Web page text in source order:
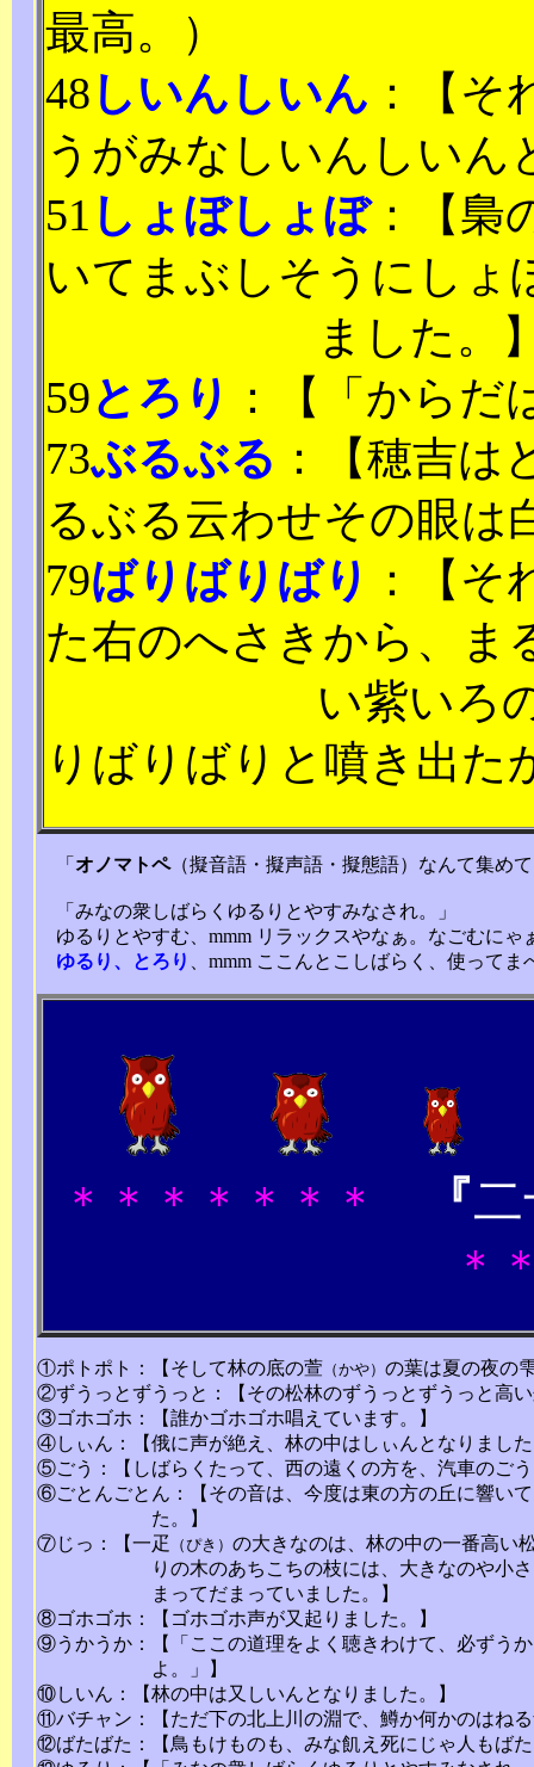
最高。）
48 しいんしいん ：【
うがみなしいんしいん
51 しょぼしょぼ：【梟
いてまぶしそうにしょ
ました。
59とろり ：【「から
73ぶるぶる ：【穂吉
るぶる云わせその眼は
79ばりばりばり ：【
た右のへさきから、ま
い紫いろ
りばりばりと噴き出た
「 オノマトペ（擬音語・擬声語・擬態語）なんて集め
「みなの衆しばらくゆるりとやすみなされ。」
ゆるりとやすむ、mmm リラックスやなぁ。なごむにゃ
ゆるり、とろり
、mmm ここんとこしばらく、使って
＊＊＊＊＊＊＊ 『
＊
①ポトポト：【そして林の底の萱 （かや） の葉は夏の夜の
②ずうっとずうっと：【その松林のずうっとずうっと高
③ゴホゴホ：【誰かゴホゴホ唱えています。】
④しぃん：【俄に声が絶え、林の中はしぃんとなりまし
⑤ごう：【しばらくたって、西の遠くの方を、汽車のご
⑥ごとんごとん：【その音は、今度は東の方の丘に響い
た。】
⑦じっ：【一疋
（ぴき） の大きなのは、林の中の一番高い
りの木のあちこちの枝には、大きなのや小
まってだまっていました。】
⑧ゴホゴホ：【ゴホゴホ声が又起りました。】
⑨うかうか：【「ここの道理をよく聴きわけて、必ずう
よ。」】
⑩しいん：【林の中は又しいんとなりました。】
⑪バチャン：【ただ下の北上川の淵で、鱒か何かのはね
⑫ばたばた：【鳥もけものも、みな飢え死にじゃ人もば